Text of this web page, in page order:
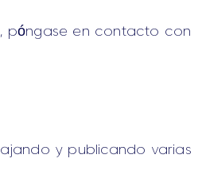
, póngase en contacto con
y publicando varias